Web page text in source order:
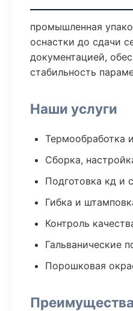
промышленная
оснастки до сдачи
документацией,
стабильность
Наши услуги
Термообработка
Сборка,
Подготовка кд и
Гибка и
Контроль
Гальванические
Порошковая